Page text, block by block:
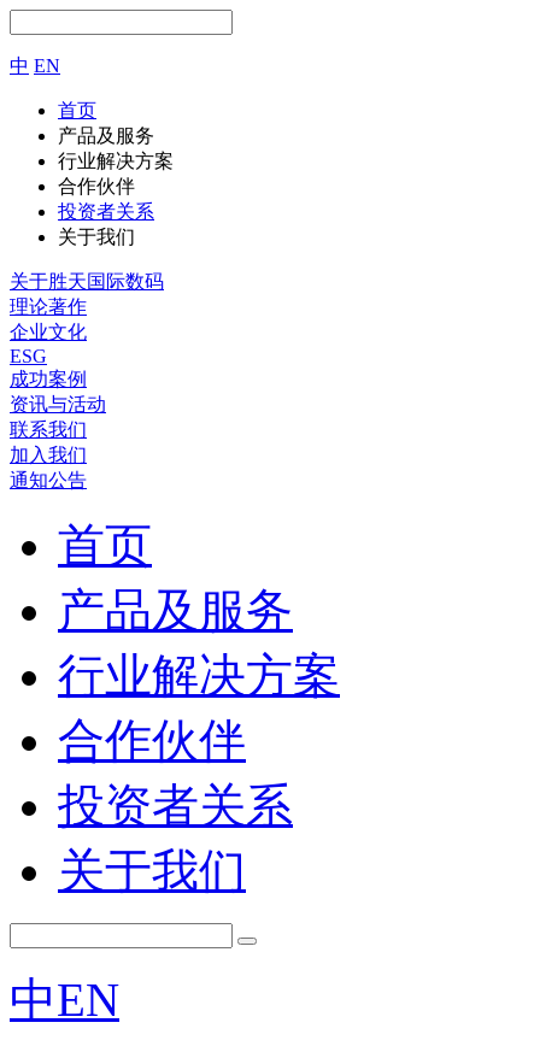
中 EN
首页
产品及服务
行业解决方案
合作伙伴
投资者关系
关于我们
关于胜天国际数码
理论著作
企业文化
ESG
成功案例
资讯与活动
联系我们
加入我们
通知公告
首页
产品及服务
行业解决方案
合作伙伴
投资者关系
关于我们
中EN